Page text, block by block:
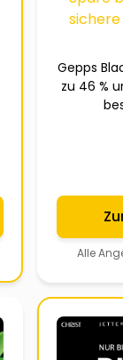
Gepps
zu 46 %
Alle